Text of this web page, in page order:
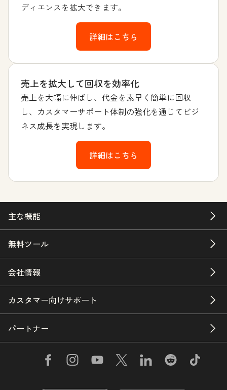
ディエンスを拡大できます。
詳細はこちら
売上を拡大して回収を効率化
売上を大幅に伸ばし、代金を素早く簡単に回収
し、カスタマーサポート体制の強化を通じてビジ
ネス成長を実現します。
詳細はこちら
主な機能
無料ツール
会社情報
カスタマー向けサポート
パートナー